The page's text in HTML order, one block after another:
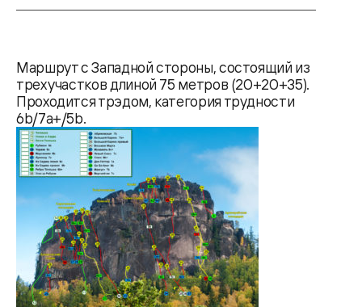
Маршрут с Западной стороны, состоящий из
трех участков длиной 75 метров (20+20+35).
Проходится трэдом, категория трудности
6b/7а+/5b.